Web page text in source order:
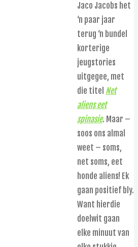
Jaco Jacobs het
‘n paar jaar
terug ‘n bundel
korterige
jeugstories
uitgegee, met
die titel Net
aliens eet
spinasie. Maar –
soos ons almal
weet – soms,
net soms, eet
honde aliens! Ek
gaan positief bly.
Want hierdie
doelwit gaan
elke minuut van